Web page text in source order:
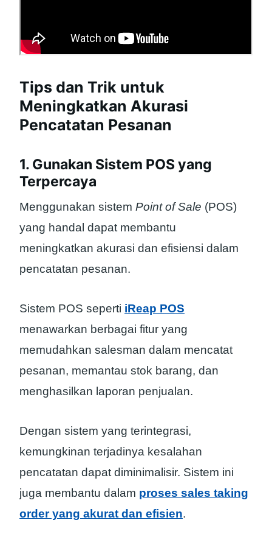
Tips dan Trik untuk
Meningkatkan Akurasi
Pencatatan Pesanan
1. Gunakan Sistem POS yang
Terpercaya
Menggunakan sistem Point of Sale (POS)
yang handal dapat membantu
meningkatkan akurasi dan efisiensi dalam
pencatatan pesanan.
Sistem POS seperti iReap POS
menawarkan berbagai fitur yang
memudahkan salesman dalam mencatat
pesanan, memantau stok barang, dan
menghasilkan laporan penjualan.
Dengan sistem yang terintegrasi,
kemungkinan terjadinya kesalahan
pencatatan dapat diminimalisir. Sistem ini
juga membantu dalam proses sales taking
order yang akurat dan efisien.